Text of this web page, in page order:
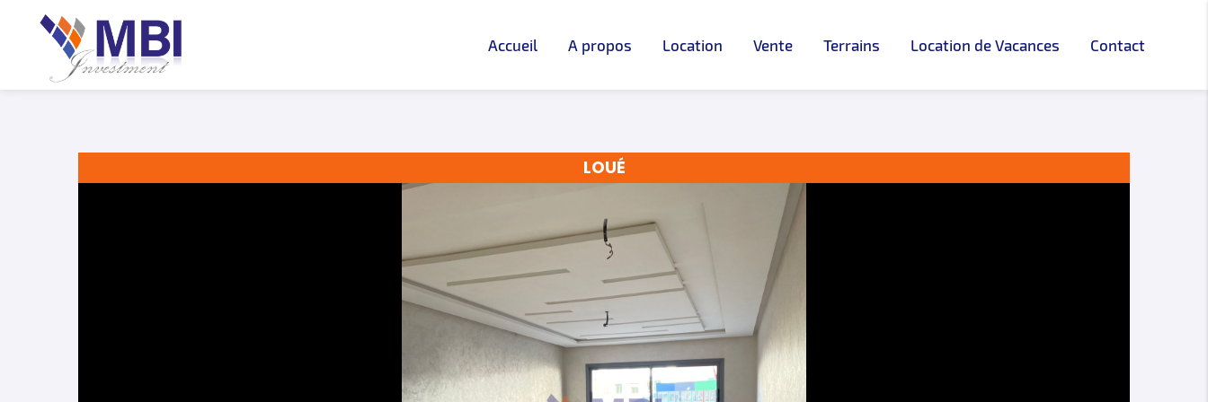
Accueil A propos Location Vente Terrains Location de Vacances Contact
LOUÉ